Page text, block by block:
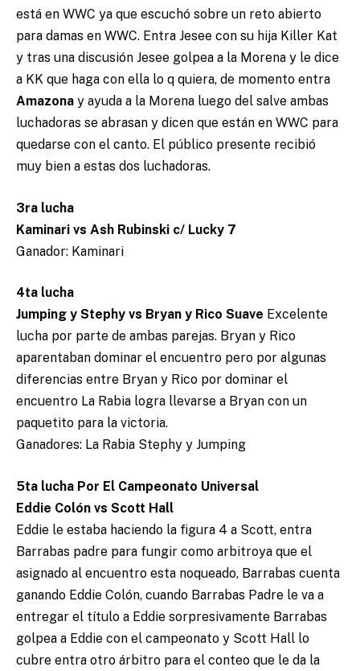
está en WWC ya que escuchó sobre un reto abierto
para damas en WWC. Entra Jesee con su hija Killer Kat
y tras una discusión Jesee golpea a la Morena y le dice
a KK que haga con ella lo q quiera, de momento entra
Amazona y ayuda a la Morena luego del salve ambas
luchadoras se abrasan y dicen que están en WWC para
quedarse con el canto. El público presente recibió
muy bien a estas dos luchadoras.
3ra lucha
Kaminari vs Ash Rubinski c/ Lucky 7
Ganador: Kaminari
4ta lucha
Jumping y Stephy vs Bryan y Rico Suave Excelente
lucha por parte de ambas parejas. Bryan y Rico
aparentaban dominar el encuentro pero por algunas
diferencias entre Bryan y Rico por dominar el
encuentro La Rabia logra llevarse a Bryan con un
paquetito para la victoria.
Ganadores: La Rabia Stephy y Jumping
5ta lucha Por El Campeonato Universal
Eddie Colón vs Scott Hall
Eddie le estaba haciendo la figura 4 a Scott, entra
Barrabas padre para fungir como arbitroya que el
asignado al encuentro esta noqueado, Barrabas cuenta
ganando Eddie Colón, cuando Barrabas Padre le va a
entregar el título a Eddie sorpresivamente Barrabas
golpea a Eddie con el campeonato y Scott Hall lo
cubre entra otro árbitro para el conteo que le da la